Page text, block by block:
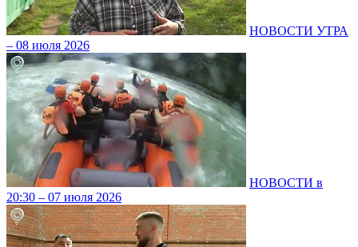
НОВОСТИ УТРА
– 08 июля 2026
НОВОСТИ в
20:30 – 07 июля 2026